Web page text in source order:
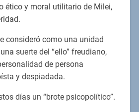
ético y moral utilitario de Milei,
consideró como una unidad
suerte del “ello” freudiano,
de persona
y despiadada.
días un “brote psicopolítico”.